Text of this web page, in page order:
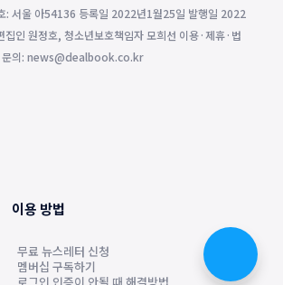
: 서울 아54136 등록일 2022년1월25일 발행일 2022
집인 원정호, 청소년보호책임자 모희선 이용·제휴·법
문의: news@dealbook.co.kr
이용 방법
무료 뉴스레터 신청
멤버십 구독하기